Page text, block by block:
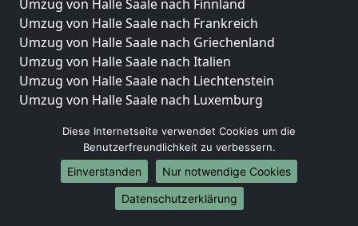
Umzug von Halle Saale nach Finnland
Umzug von Halle Saale nach Frankreich
Umzug von Halle Saale nach Griechenland
Umzug von Halle Saale nach Italien
Umzug von Halle Saale nach Liechtenstein
Umzug von Halle Saale nach Luxemburg
Umzug von Halle Saale nach Norwegen
Umzüge-Deutschlandweit
Umzug von Halle Saale nach Berlin
Umzug von Halle Saale nach Hamburg
Diese Internetseite verwendet Cookies um die
Benutzerfreundlichkeit zu verbessern.
Einverstanden
Nur notwendige Cookies
Datenschutzerklärung